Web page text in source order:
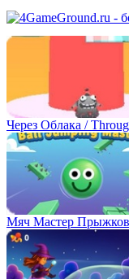
Через Облака /
Мяч Мастер Прыжков